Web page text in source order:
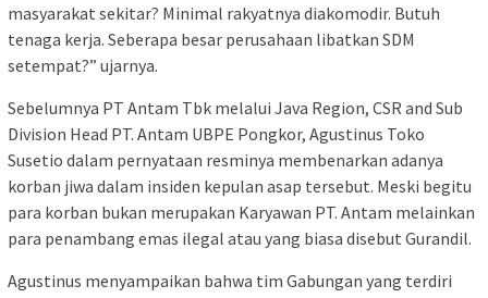
masyarakat sekitar? Minimal rakyatnya diakomodir. Butuh
tenaga kerja. Seberapa besar perusahaan libatkan SDM
setempat?” ujarnya.
Sebelumnya PT Antam Tbk melalui Java Region, CSR and Sub
Division Head PT. Antam UBPE Pongkor, Agustinus Toko
Susetio dalam pernyataan resminya membenarkan adanya
korban jiwa dalam insiden kepulan asap tersebut. Meski begitu
para korban bukan merupakan Karyawan PT. Antam melainkan
para penambang emas ilegal atau yang biasa disebut Gurandil.
Agustinus menyampaikan bahwa tim Gabungan yang terdiri